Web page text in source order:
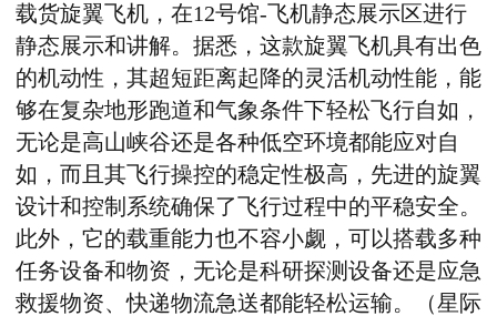
载货旋翼飞机，在12号馆-飞机静态展示区进行
静态展示和讲解。 据悉，这款旋翼飞机具有出色
的机动性，其超短距离起降的灵活机动性能，能
够在复杂地形跑道和气象条件下轻松飞行自如，
无论是高山峡谷还是各种低空环境都能应对自
如，而且其飞行操控的稳定性极高，先进的旋翼
设计和控制系统确保了飞行过程中的平稳安全。
此外，它的载重能力也不容小觑，可以搭载多种
任务设备和物资，无论是科研探测设备还是应急
救援物资、快递物流急送都能轻松运输。（星际